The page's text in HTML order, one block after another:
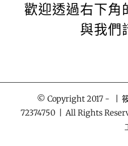
歡迎透過右下角
與我們
© Copyright 2017 -
|
72374750 | All Rights